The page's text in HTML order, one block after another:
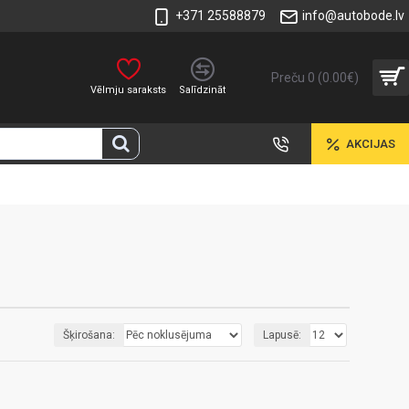
+371 25588879 info@autobode.lv
Vēlmju saraksts Salīdzināt
Preču 0 (0.00€)
AKCIJAS
Šķirošana: Lapusē: